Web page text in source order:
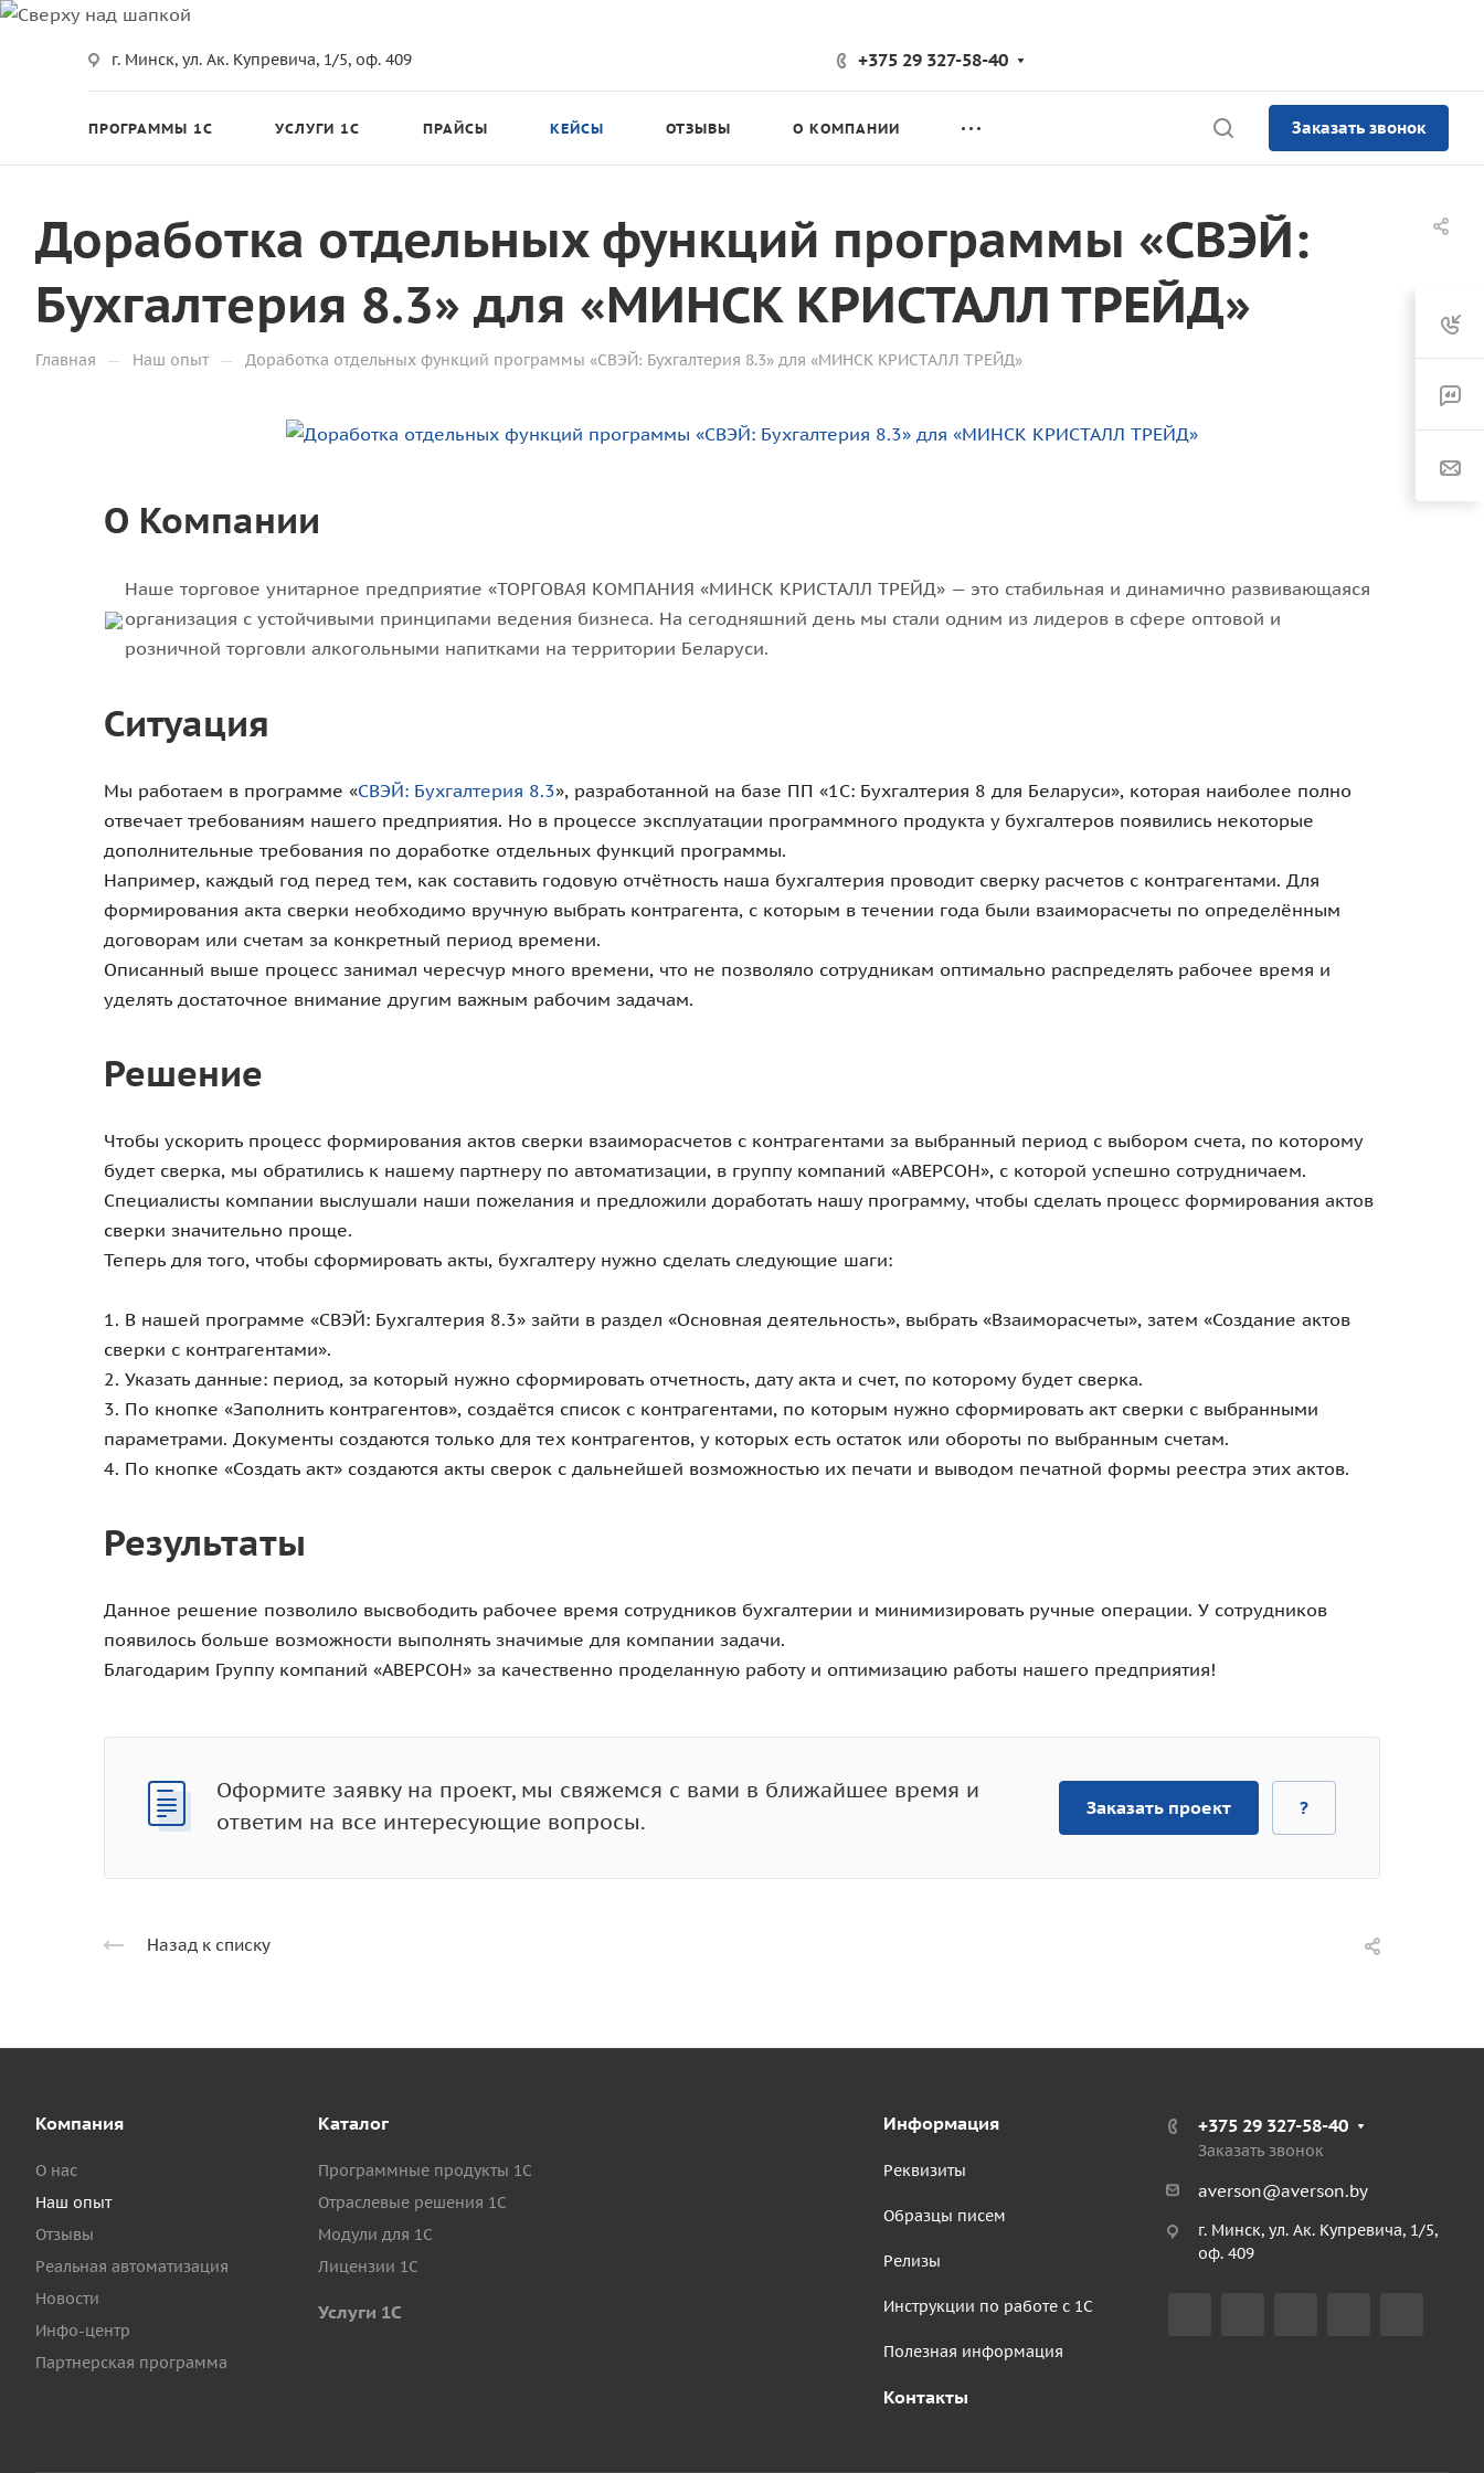
г. Минск, ул. Ак. Купревича, 1/5, оф. 409 +375 29 327-58-40
ПРОГРАММЫ 1С УСЛУГИ 1С ПРАЙСЫ КЕЙСЫ ОТЗЫВЫ О КОМПАНИИ Заказать звонок
Доработка отдельных функций программы «СВЭЙ:
Бухгалтерия 8.3» для «МИНСК КРИСТАЛЛ ТРЕЙД»
Главная — Наш опыт — Доработка отдельных функций программы «СВЭЙ: Бухгалтерия 8.3» для «МИНСК КРИСТАЛЛ ТРЕЙД»
О Компании
Наше торговое унитарное предприятие «ТОРГОВАЯ КОМПАНИЯ «МИНСК КРИСТАЛЛ ТРЕЙД» — это стабильная и динамично развивающаяся
организация с устойчивыми принципами ведения бизнеса. На сегодняшний день мы стали одним из лидеров в сфере оптовой и
розничной торговли алкогольными напитками на территории Беларуси.
Ситуация
Мы работаем в программе «СВЭЙ: Бухгалтерия 8.3», разработанной на базе ПП «1С: Бухгалтерия 8 для Беларуси», которая наиболее полно
отвечает требованиям нашего предприятия. Но в процессе эксплуатации программного продукта у бухгалтеров появились некоторые
дополнительные требования по доработке отдельных функций программы.
Например, каждый год перед тем, как составить годовую отчётность наша бухгалтерия проводит сверку расчетов с контрагентами. Для
формирования акта сверки необходимо вручную выбрать контрагента, с которым в течении года были взаиморасчеты по определённым
договорам или счетам за конкретный период времени.
Описанный выше процесс занимал чересчур много времени, что не позволяло сотрудникам оптимально распределять рабочее время и
уделять достаточное внимание другим важным рабочим задачам.
Решение
Чтобы ускорить процесс формирования актов сверки взаиморасчетов с контрагентами за выбранный период с выбором счета, по которому
будет сверка, мы обратились к нашему партнеру по автоматизации, в группу компаний «АВЕРСОН», с которой успешно сотрудничаем.
Специалисты компании выслушали наши пожелания и предложили доработать нашу программу, чтобы сделать процесс формирования актов
сверки значительно проще.
Теперь для того, чтобы сформировать акты, бухгалтеру нужно сделать следующие шаги:
1. В нашей программе «СВЭЙ: Бухгалтерия 8.3» зайти в раздел «Основная деятельность», выбрать «Взаиморасчеты», затем «Создание актов
сверки с контрагентами».
2. Указать данные: период, за который нужно сформировать отчетность, дату акта и счет, по которому будет сверка.
3. По кнопке «Заполнить контрагентов», создаётся список с контрагентами, по которым нужно сформировать акт сверки с выбранными
параметрами. Документы создаются только для тех контрагентов, у которых есть остаток или обороты по выбранным счетам.
4. По кнопке «Создать акт» создаются акты сверок с дальнейшей возможностью их печати и выводом печатной формы реестра этих актов.
Результаты
Данное решение позволило высвободить рабочее время сотрудников бухгалтерии и минимизировать ручные операции. У сотрудников
появилось больше возможности выполнять значимые для компании задачи.
Благодарим Группу компаний «АВЕРСОН» за качественно проделанную работу и оптимизацию работы нашего предприятия!
Оформите заявку на проект, мы свяжемся с вами в ближайшее время и
ответим на все интересующие вопросы.
Заказать проект ?
Назад к списку
Компания
О нас
Наш опыт
Отзывы
Реальная автоматизация
Новости
Инфо-центр
Партнерская программа
Каталог
Программные продукты 1С
Отраслевые решения 1С
Модули для 1С
Лицензии 1С
Услуги 1С
Информация
Реквизиты
Образцы писем
Релизы
Инструкции по работе с 1С
Полезная информация
Контакты
+375 29 327-58-40
Заказать звонок
averson@averson.by
г. Минск, ул. Ак. Купревича, 1/5,
оф. 409